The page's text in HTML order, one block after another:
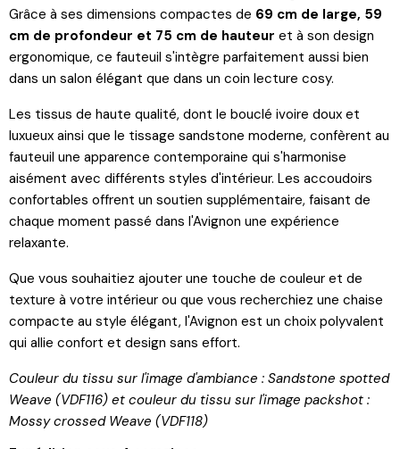
Grâce à ses dimensions compactes de 69 cm de large, 59
cm de profondeur et 75 cm de hauteur et à son design
ergonomique, ce fauteuil s'intègre parfaitement aussi bien
dans un salon élégant que dans un coin lecture cosy.
Les tissus de haute qualité, dont le bouclé ivoire doux et
luxueux ainsi que le tissage sandstone moderne, confèrent au
fauteuil une apparence contemporaine qui s'harmonise
aisément avec différents styles d'intérieur. Les accoudoirs
confortables offrent un soutien supplémentaire, faisant de
chaque moment passé dans l'Avignon une expérience
relaxante.
Que vous souhaitiez ajouter une touche de couleur et de
texture à votre intérieur ou que vous recherchiez une chaise
compacte au style élégant, l'Avignon est un choix polyvalent
qui allie confort et design sans effort.
Couleur du tissu sur l'image d'ambiance : Sandstone spotted
Weave (VDF116) et couleur du tissu sur l'image packshot :
Mossy crossed Weave (VDF118)